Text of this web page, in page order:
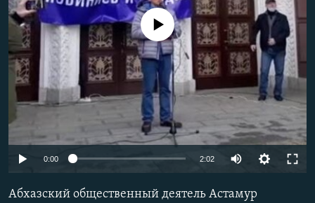
СПОРТ
МИР
БЛОГИ
ГОЛОСА
ЧИТАЕМ ПРЕССУ
АРХИВ РАДИОПРОГРАММЫ
Все сайты РСЕ/РС
No media source currently available
0:00 2:02
Абхазский общественный деятель Астамур